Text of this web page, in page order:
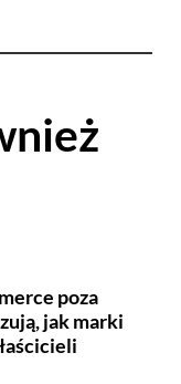
poza
jak marki